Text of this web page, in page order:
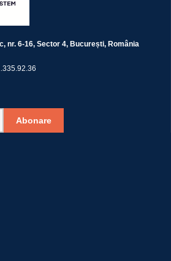
nr. 6-16, Sector 4, București, România
Abonare